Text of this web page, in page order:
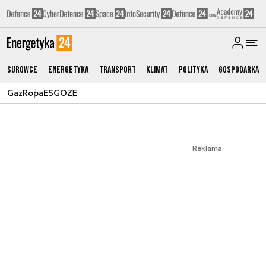
Surowce Energetyka Transport Klimat Polityka Gospodarka
GazRopaESGOZE
Reklama